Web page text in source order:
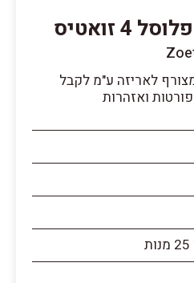
זואטיס
לאריזה ע"מ לקבל
ואזהרות